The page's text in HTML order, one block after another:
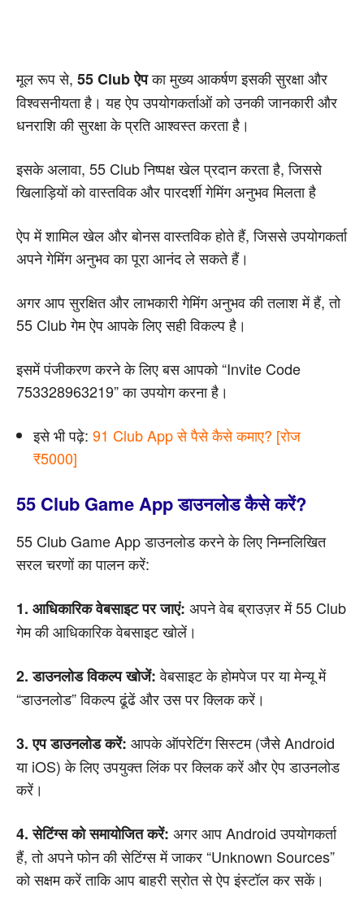
मूल रूप से, 55 Club ऐपका मुख्य आकर्षण इसकी सुरक्षा और
विश्वसनीयता है। यह ऐप उपयोगकर्ताओं को उनकी जानकारी और
धनराशि की सुरक्षा के प्रति आश्वस्त करता है।
इसके अलावा, 55 Club निष्पक्ष खेल प्रदान करता है, जिससे
खिलाड़ियों को वास्तविक और पारदर्शी गेमिंग अनुभव मिलता है
ऐप में शामिल खेल और बोनस वास्तविक होते हैं, जिससे उपयोगकर्ता
अपने गेमिंग अनुभव का पूरा आनंद ले सकते हैं।
अगर आप सुरक्षित और लाभकारी गेमिंग अनुभव की तलाश में हैं, तो
55 Club गेम ऐप आपके लिए सही विकल्प है।
इसमें पंजीकरण करने के लिए बस आपको “Invite Code
753328963219” का उपयोग करना है।
इसे भी पढ़े: 91 Club App से पैसे कैसे कमाए? [रोज
₹5000]
55 Club Game App डाउनलोड कैसे करें?
55 Club Game App डाउनलोड करने के लिए निम्नलिखित
सरल चरणों का पालन करें:
1. आधिकारिक वेबसाइट पर जाएं: अपने वेब ब्राउज़र में 55 Club
गेम की आधिकारिक वेबसाइट खोलें।
2. डाउनलोड विकल्प खोजें:वेबसाइट के होमपेज पर या मेन्यू में
“डाउनलोड” विकल्प ढूंढें और उस पर क्लिक करें।
3. एप डाउनलोड करें: आपके ऑपरेटिंग सिस्टम (जैसे Android
या iOS) के लिए उपयुक्त लिंक पर क्लिक करें और ऐप डाउनलोड
करें।
4. सेटिंग्स को समायोजित करें: अगर आप Android उपयोगकर्ता
हैं, तो अपने फोन की सेटिंग्स में जाकर “Unknown Sources”
को सक्षम करें ताकि आप बाहरी स्रोत से ऐप इंस्टॉल कर सकें।